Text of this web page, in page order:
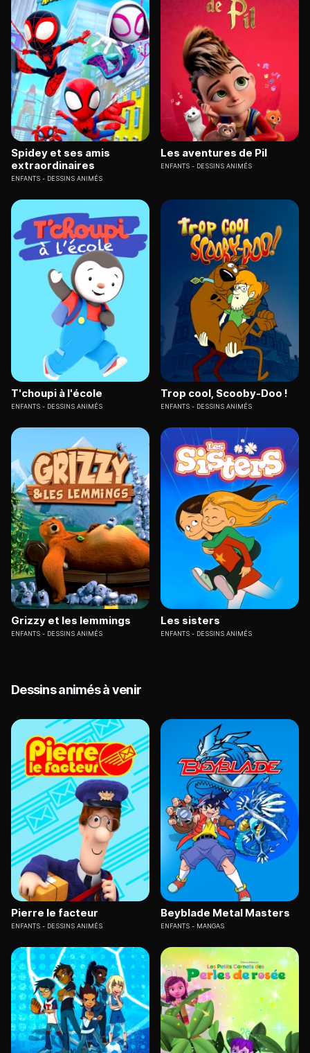
Spidey et ses amis
extraordinaires
ENFANTS DESSINS ANIMÉS
Les aventures de Pil
ENFANTS DESSINS ANIMÉS
T'choupi à l'école
ENFANTS DESSINS ANIMÉS
Trop cool, Scooby-Doo !
ENFANTS DESSINS ANIMÉS
Grizzy et les lemmings
ENFANTS DESSINS ANIMÉS
Les sisters
ENFANTS DESSINS ANIMÉS
Dessins animés à venir
Pierre le facteur
ENFANTS DESSINS ANIMÉS
Beyblade Metal Masters
ENFANTS MANGAS